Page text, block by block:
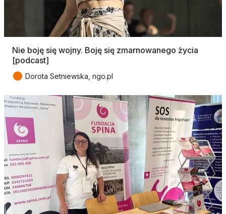
Nie boję się wojny. Boję się zmarnowanego życia
[podcast]
● Dorota Setniewska, ngo.pl